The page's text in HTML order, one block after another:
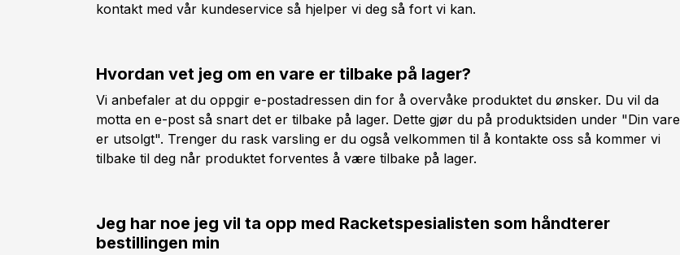
kontakt med vår kundeservice så hjelper vi deg så fort vi kan.
Hvordan vet jeg om en vare er tilbake på lager?
Vi anbefaler at du oppgir e-postadressen din for å overvåke produktet du ønsker. Du vil da
motta en e-post så snart det er tilbake på lager. Dette gjør du på produktsiden under "Din vare
er utsolgt". Trenger du rask varsling er du også velkommen til å kontakte oss så kommer vi
tilbake til deg når produktet forventes å være tilbake på lager.
Jeg har noe jeg vil ta opp med Racketspesialisten som håndterer
bestillingen min